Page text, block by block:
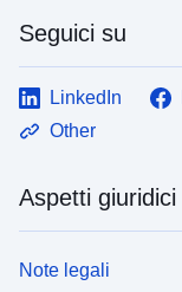
Seguici su
LinkedIn
Other
Aspetti giuridici
Note legali